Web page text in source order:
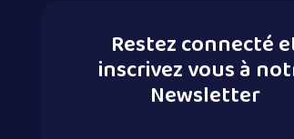
Restez connecté
inscrivez vous à
Newsletter